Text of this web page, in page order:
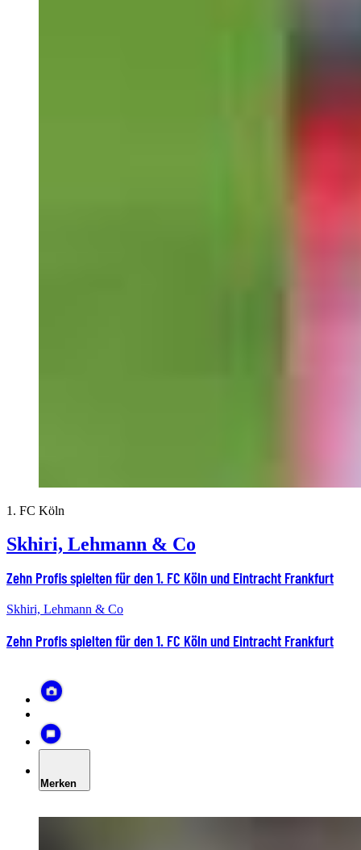
1. FC Köln
Skhiri, Lehmann & Co
Zehn Profis spielten für den 1. FC Köln und Eintracht Frankfurt
Skhiri, Lehmann & Co
Zehn Profis spielten für den 1. FC Köln und Eintracht Frankfurt
Merken